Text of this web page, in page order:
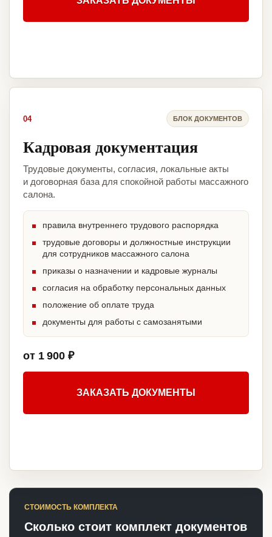
04 БЛОК ДОКУМЕНТОВ
Кадровая документация
Трудовые документы, согласия, локальные акты
и договорная база для спокойной работы массажного
салона.
правила внутреннего трудового распорядка
трудовые договоры и должностные инструкции
для сотрудников массажного салона
приказы о назначении и кадровые журналы
согласия на обработку персональных данных
положение об оплате труда
документы для работы с самозанятыми
от 1 900 ₽
ЗАКАЗАТЬ ДОКУМЕНТЫ
СТОИМОСТЬ КОМПЛЕКТА
Сколько стоит комплект документов